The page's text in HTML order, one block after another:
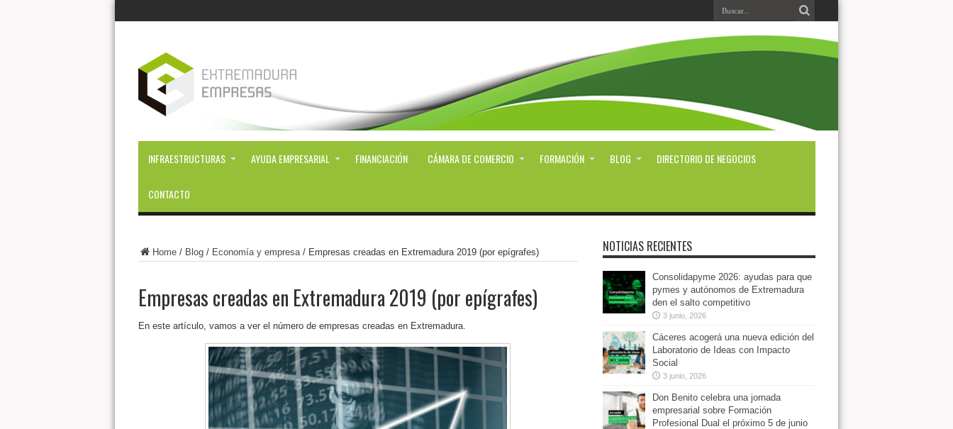
INFRAESTRUCTURAS AYUDA EMPRESARIAL FINANCIACIÓN CÁMARA DE COMERCIO FORMACIÓN BLOG DIRECTORIO DE NEGOCIOS
CONTACTO
Home/ Blog/ Economía y empresa/ Empresas creadas en Extremadura 2019 (por epígrafes)
Empresas creadas en Extremadura 2019 (por epígrafes)
En este artículo, vamos a ver el número de empresas creadas en Extremadura.
NOTICIAS RECIENTES
Consolidapyme 2026: ayudas para que
pymes y autónomos de Extremadura
den el salto competitivo
3 junio, 2026
Cáceres acogerá una nueva edición del
Laboratorio de Ideas con Impacto
Social
3 junio, 2026
Don Benito celebra una jornada
empresarial sobre Formación
Profesional Dual el próximo 5 de junio